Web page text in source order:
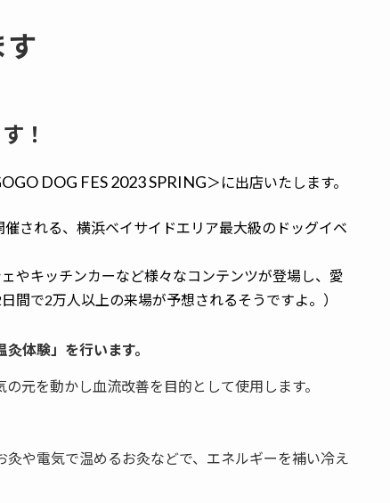
す
！
DOG FES 2023 SPRING＞に出店いたします。
される、横浜ベイサイドエリア最大級のドッグイベ
やキッチンカーなど様々なコンテンツが登場し、愛
で2万人以上の来場が予想されるそうですよ。）
体験」を行います。
元を動かし血流改善を目的として使用します。
や電気で温めるお灸などで、エネルギーを補い冷え